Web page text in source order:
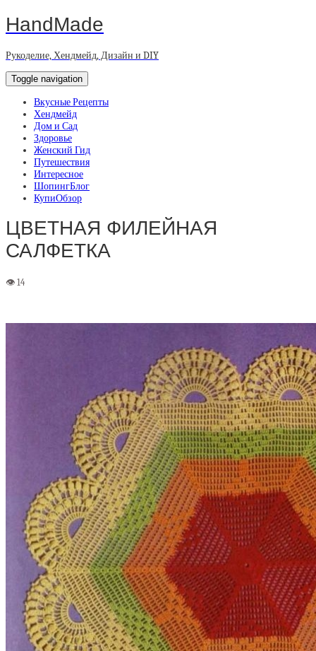
HandMade
Рукоделие, Хендмейд, Дизайн и DIY
Toggle navigation
Вкусные Рецепты
Хендмейд
Дом и Сад
Здоровье
Женский Гид
Путешествия
Интересное
ШопингБлог
КупиОбзор
ЦВЕТНАЯ ФИЛЕЙНАЯ
САЛФЕТКА